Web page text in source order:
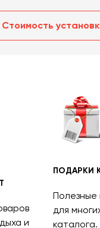
Стоимость
и
ПОДАРКИ
Полезные
для
каталога.